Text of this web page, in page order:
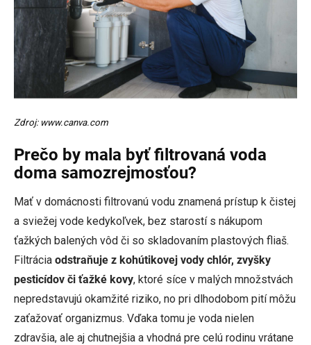
Zdroj: www.canva.com
Prečo by mala byť filtrovaná voda
doma samozrejmosťou?
Mať v domácnosti filtrovanú vodu znamená prístup k čistej
a sviežej vode kedykoľvek, bez starostí s nákupom
ťažkých balených vôd či so skladovaním plastových fliaš.
Filtrácia odstraňuje z kohútikovej vody chlór, zvyšky
pesticídov či ťažké kovy, ktoré síce v malých množstvách
nepredstavujú okamžité riziko, no pri dlhodobom pití môžu
zaťažovať organizmus. Vďaka tomu je voda nielen
zdravšia, ale aj chutnejšia a vhodná pre celú rodinu vrátane